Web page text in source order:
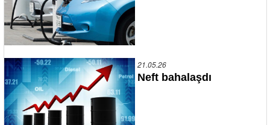
21.05.26
Neft bahalaşdı